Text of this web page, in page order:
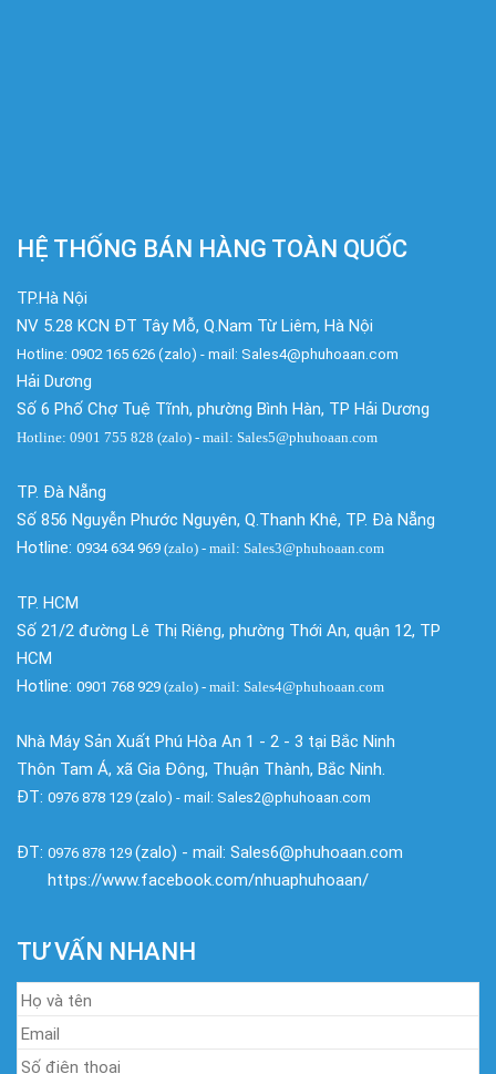
HỆ THỐNG BÁN HÀNG TOÀN QUỐC
TP.Hà Nội
NV 5.28 KCN ĐT Tây Mỗ, Q.Nam Từ Liêm, Hà Nội
Hotline: 0902 165 626 (zalo) - mail: Sales4@phuhoaan.com
Hải Dương
Số 6 Phố Chợ Tuệ Tĩnh, phường Bình Hàn, TP Hải Dương
Hotline: 0901 755 828 (zalo) - mail: Sales5@phuhoaan.com
TP. Đà Nẵng
Số 856 Nguyễn Phước Nguyên, Q.Thanh Khê, TP. Đà Nẵng
Hotline: 0934 634 969 (zalo) - mail: Sales3@phuhoaan.com
TP. HCM
Số 21/2 đường Lê Thị Riêng, phường Thới An, quận 12, TP
HCM
Hotline: 0901 768 929 (zalo) - mail: Sales4@phuhoaan.com
Nhà Máy Sản Xuất Phú Hòa An 1 - 2 - 3 tại Bắc Ninh
Thôn Tam Á, xã Gia Đông, Thuận Thành, Bắc Ninh.
ĐT: 0976 878 129 (zalo) - mail: Sales2@phuhoaan.com
ĐT: 0976 878 129 (zalo) - mail: Sales6@phuhoaan.com
https://www.facebook.com/nhuaphuhoaan/
TƯ VẤN NHANH